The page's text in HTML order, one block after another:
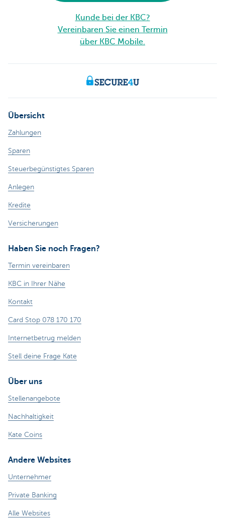
Kunde bei der KBC?
Vereinbaren Sie einen Termin
über KBC Mobile.
Übersicht
Zahlungen
Sparen
Steuerbegünstigtes Sparen
Anlegen
Kredite
Versicherungen
Haben Sie noch Fragen?
Termin vereinbaren
KBC in Ihrer Nähe
Kontakt
Card Stop 078 170 170
Internetbetrug melden
Stell deine Frage Kate
Über uns
Stellenangebote
Nachhaltigkeit
Kate Coins
Andere Websites
Unternehmer
Private Banking
Alle Websites